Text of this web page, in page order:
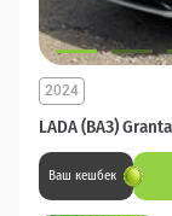
LADA (ВАЗ) Granta
2024
Ваш кешбек